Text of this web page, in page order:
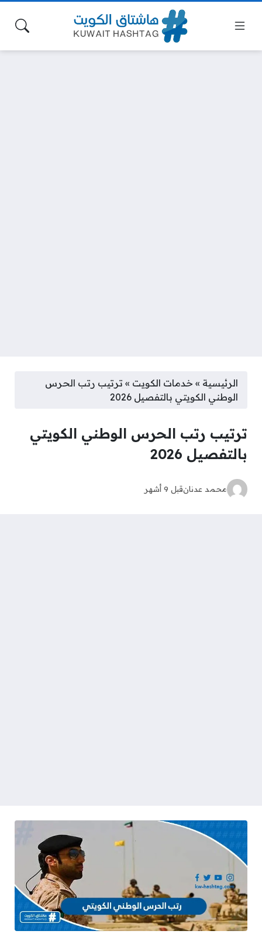
الرئيسية » خدمات الكويت » ترتيب رتب الحرس
الوطني الكويتي بالتفصيل 2026
ترتيب رتب الحرس الوطني الكويتي
بالتفصيل 2026
محمد عدنانقبل 9 أشهر